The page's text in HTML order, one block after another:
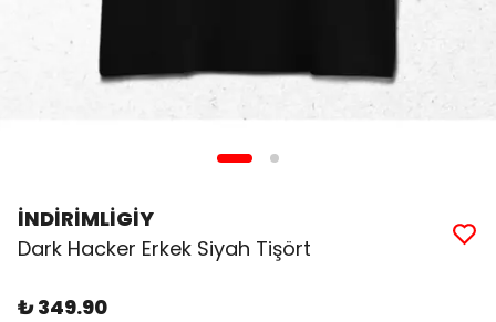
İNDİRİMLİGİY
Dark Hacker Erkek Siyah Tişört
₺ 349.90